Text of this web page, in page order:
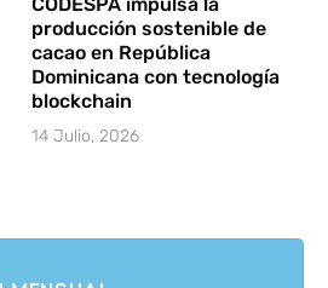
producción sostenible de
cacao en República
Dominicana con tecnología
blockchain
14 Julio, 2026